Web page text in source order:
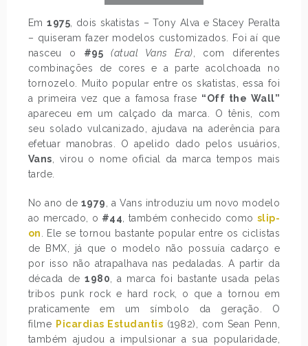
Em1975 , dois skatistas – Tony Alva e Stacey Peralta
– quiseram fazer modelos customizados. Foi aí que
nasceu o #95 (atual Vans Era) , com diferentes
combinações de cores e a parte acolchoada no
tornozelo. Muito popular entre os skatistas, essa foi
a primeira vez que a famosa frase “Off the Wall”
apareceu em um calçado da marca. O tênis, com
seu solado vulcanizado, ajudava na aderência para
efetuar manobras. O apelido dado pelos usuários,
Vans , virou o nome oficial da marca tempos mais
tarde.
No ano de 1979
, a Vans introduziu um novo modelo
ao mercado, o #44 , também conhecido como slip-
on
. Ele se tornou bastante popular entre os ciclistas
de BMX, já que o modelo não possuía cadarço e
por isso não atrapalhava nas pedaladas. A partir da
década de1980 , a marca foi bastante usada pelas
tribos punk rock e hard rock, o que a tornou em
praticamente em um símbolo da geração. O
filme Picardias Estudantis (1982), com Sean Penn,
também ajudou a impulsionar a sua popularidade,